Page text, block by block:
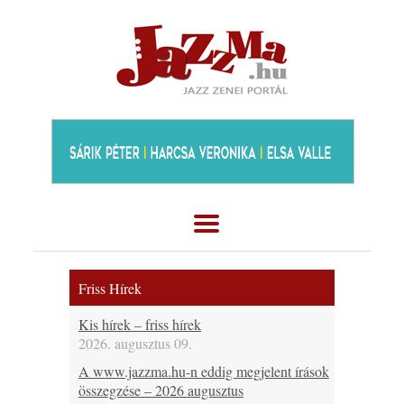
Friss Hírek
Kis hírek – friss hírek
2026. augusztus 09.
A www.jazzma.hu-n eddig megjelent írások
összegzése – 2026 augusztus